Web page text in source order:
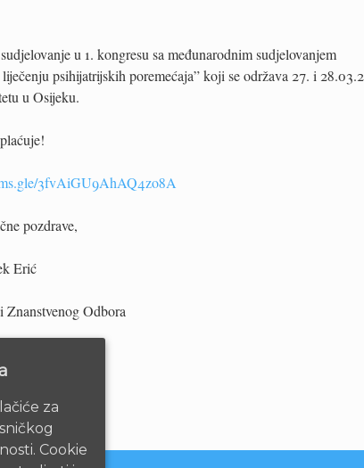
u 1. kongresu sa međunarodnim sudjelovanjem
psihijatrijskih poremećaja” koji se održava 27. i
u Osijeku.
3fvAiGU9AhAQ4zo8A
pozdrave,
Erić
Znanstvenog Odbora
za
Cookie